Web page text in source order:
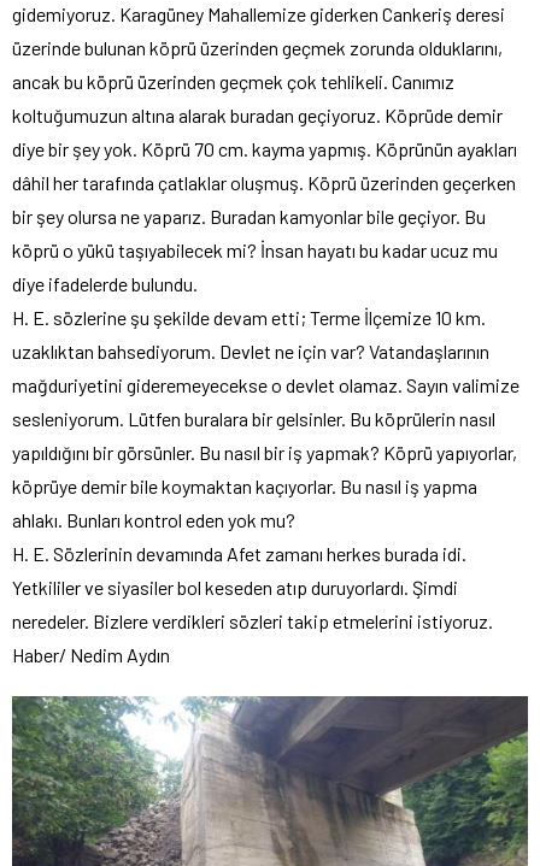
gidemiyoruz. Karagüney Mahallemize giderken Cankeriş deresi
üzerinde bulunan köprü üzerinden geçmek zorunda olduklarını,
ancak bu köprü üzerinden geçmek çok tehlikeli. Canımız
koltuğumuzun altına alarak buradan geçiyoruz. Köprüde demir
diye bir şey yok. Köprü 70 cm. kayma yapmış. Köprünün ayakları
dâhil her tarafında çatlaklar oluşmuş. Köprü üzerinden geçerken
bir şey olursa ne yaparız. Buradan kamyonlar bile geçiyor. Bu
köprü o yükü taşıyabilecek mi? İnsan hayatı bu kadar ucuz mu
diye ifadelerde bulundu.
H. E. sözlerine şu şekilde devam etti; Terme İlçemize 10 km.
uzaklıktan bahsediyorum. Devlet ne için var? Vatandaşlarının
mağduriyetini gideremeyecekse o devlet olamaz. Sayın valimize
sesleniyorum. Lütfen buralara bir gelsinler. Bu köprülerin nasıl
yapıldığını bir görsünler. Bu nasıl bir iş yapmak? Köprü yapıyorlar,
köprüye demir bile koymaktan kaçıyorlar. Bu nasıl iş yapma
ahlakı. Bunları kontrol eden yok mu?
H. E. Sözlerinin devamında Afet zamanı herkes burada idi.
Yetkililer ve siyasiler bol keseden atıp duruyorlardı. Şimdi
neredeler. Bizlere verdikleri sözleri takip etmelerini istiyoruz.
Haber/ Nedim Aydın